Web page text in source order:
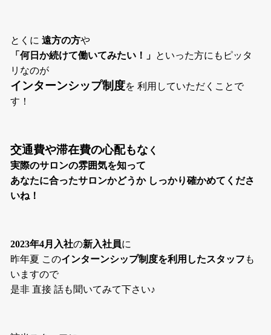
とくに遠方の方や
「何日か続けて働いてみたい！」 といった方にもピッタ
リなのが
インターンシップ制度を 利用していただくことで
す！
交通費や滞在費の心配もな く
実際のサロンの雰囲気を知って
あなたに合ったサロンかどうか しっかり確かめてくださ
いね！
2023年4月入社の新入社員に
昨年夏 このインターンシップ制度を利用したスタッフ も
いますので
是非 直接 話も聞いてみて下さい♪